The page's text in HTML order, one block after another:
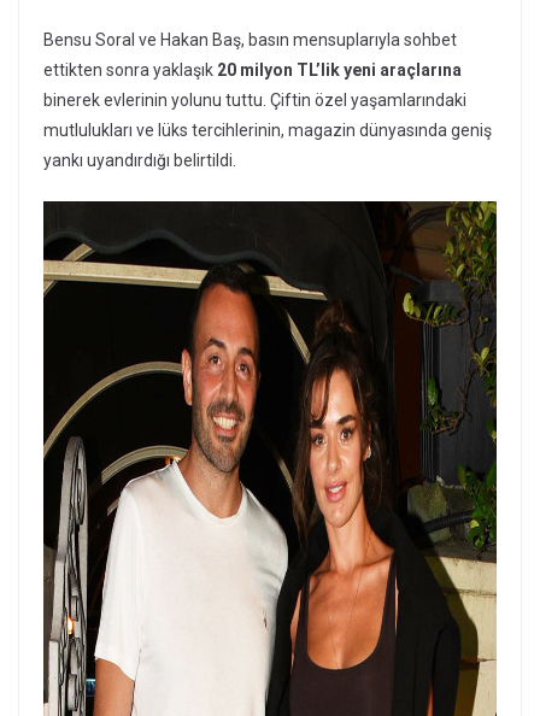
Bensu Soral ve Hakan Baş, basın mensuplarıyla sohbet
ettikten sonra yaklaşık 20 milyon TL’lik yeni araçlarına
binerek evlerinin yolunu tuttu. Çiftin özel yaşamlarındaki
mutlulukları ve lüks tercihlerinin, magazin dünyasında geniş
yankı uyandırdığı belirtildi.